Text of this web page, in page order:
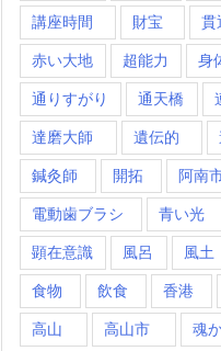
講座時間 財宝 貫
赤い大地 超能力 身
通りすがり 通天橋
達磨大師 遺伝的
鍼灸師 開拓 阿南
電動歯ブラシ 青い光
顕在意識 風呂 風土
食物 飲食 香港
高山 高山市 魂